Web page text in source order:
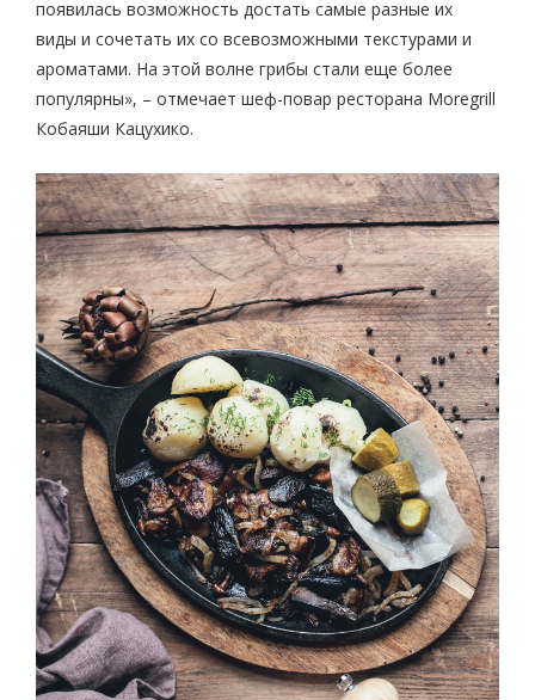
появилась возможность достать самые разные их
виды и сочетать их со всевозможными текстурами и
ароматами. На этой волне грибы стали еще более
популярны», – отмечает шеф-повар ресторана Moregrill
Кобаяши Кацухико.